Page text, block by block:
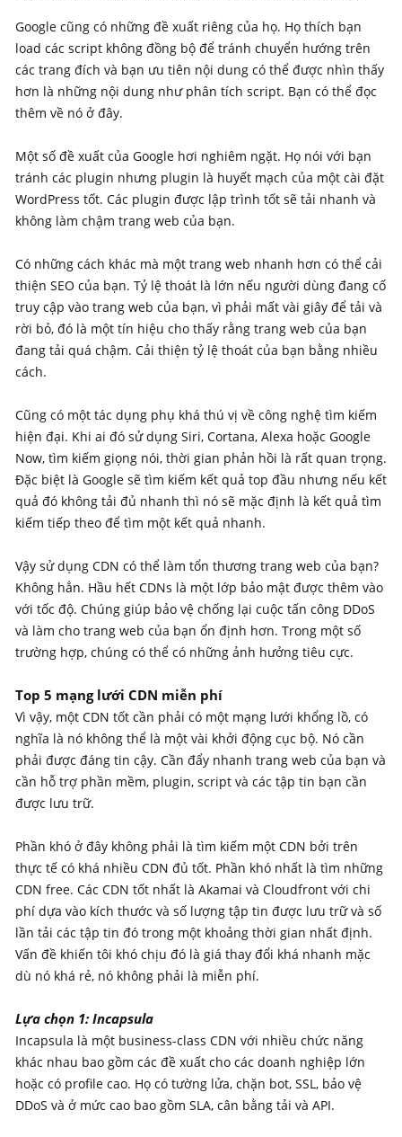
Google cũng có những đề xuất riêng của họ. Họ thích bạn
load các script không đồng bộ để tránh chuyển hướng trên
các trang đích và bạn ưu tiên nội dung có thể được nhìn thấy
hơn là những nội dung như phân tích script. Bạn có thể đọc
thêm về nó ở đây.
Một số đề xuất của Google hơi nghiêm ngặt. Họ nói với bạn
tránh các plugin nhưng plugin là huyết mạch của một cài đặt
WordPress tốt. Các plugin được lập trình tốt sẽ tải nhanh và
không làm chậm trang web của bạn.
Có những cách khác mà một trang web nhanh hơn có thể cải
thiện SEO của bạn. Tỷ lệ thoát là lớn nếu người dùng đang cố
truy cập vào trang web của bạn, vì phải mất vài giây để tải và
rời bỏ, đó là một tín hiệu cho thấy rằng trang web của bạn
đang tải quá chậm. Cải thiện tỷ lệ thoát của bạn bằng nhiều
cách.
Cũng có một tác dụng phụ khá thú vị về công nghệ tìm kiếm
hiện đại. Khi ai đó sử dụng Siri, Cortana, Alexa hoặc Google
Now, tìm kiếm giọng nói, thời gian phản hồi là rất quan trọng.
Đặc biệt là Google sẽ tìm kiếm kết quả top đầu nhưng nếu kết
quả đó không tải đủ nhanh thì nó sẽ mặc định là kết quả tìm
kiếm tiếp theo để tìm một kết quả nhanh.
Vậy sử dụng CDN có thể làm tổn thương trang web của bạn?
Không hẳn. Hầu hết CDNs là một lớp bảo mật được thêm vào
với tốc độ. Chúng giúp bảo vệ chống lại cuộc tấn công DDoS
và làm cho trang web của bạn ổn định hơn. Trong một số
trường hợp, chúng có thể có những ảnh hưởng tiêu cực.
Top 5 mạng lưới CDN miễn phí
Vì vậy, một CDN tốt cần phải có một mạng lưới khổng lồ, có
nghĩa là nó không thể là một vài khởi động cục bộ. Nó cần
phải được đáng tin cậy. Cần đẩy nhanh trang web của bạn và
cần hỗ trợ phần mềm, plugin, script và các tập tin bạn cần
được lưu trữ.
Phần khó ở đây không phải là tìm kiếm một CDN bởi trên
thực tế có khá nhiều CDN đủ tốt. Phần khó nhất là tìm những
CDN free. Các CDN tốt nhất là Akamai và Cloudfront với chi
phí dựa vào kích thước và số lượng tập tin được lưu trữ và số
lần tải các tập tin đó trong một khoảng thời gian nhất định.
Vấn đề khiến tôi khó chịu đó là giá thay đổi khá nhanh mặc
dù nó khá rẻ, nó không phải là miễn phí.
Lựa chọn 1: Incapsula
Incapsula là một business-class CDN với nhiều chức năng
khác nhau bao gồm các đề xuất cho các doanh nghiệp lớn
hoặc có profile cao. Họ có tường lửa, chặn bot, SSL, bảo vệ
DDoS và ở mức cao bao gồm SLA, cân bằng tải và API.